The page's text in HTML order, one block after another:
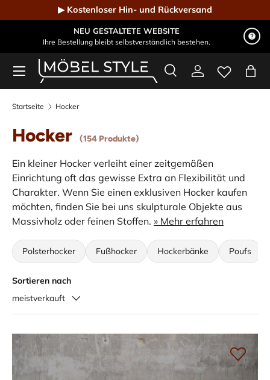
Direkt zum Inhalt
▶ Kostenloser Hin- und Rückversand
NEU GESTALTETE WEBSITE
Ihre Bestellung bleibt selbstverständlich bestehen.
Möbel Style - Der Online-Shop für Designmöbel
Suchen
SucheEinloggen
Menü
Startseite Hocker
Hocker (154 Produkte)
Ein kleiner Hocker verleiht einer zeitgemäßen
Einrichtung oft das gewisse Extra an Flexibilität und
Charakter. Wenn Sie einen exklusiven Hocker kaufen
möchten, finden Sie bei uns skulpturale Objekte aus
Massivholz oder feinen Stoffen. » Mehr erfahren
Polsterhocker Fußhocker Hockerbänke Poufs
Sortieren nach
meistverkauft